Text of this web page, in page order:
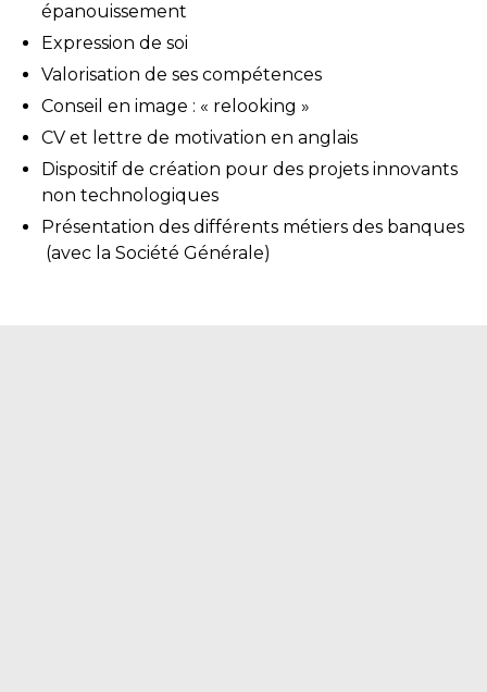
épanouissement
Expression de soi
Valorisation de ses compétences
Conseil en image : « relooking »
CV et lettre de motivation en anglais
Dispositif de création pour des projets innovants
non technologiques
Présentation des différents métiers des banques
(avec la Société Générale)